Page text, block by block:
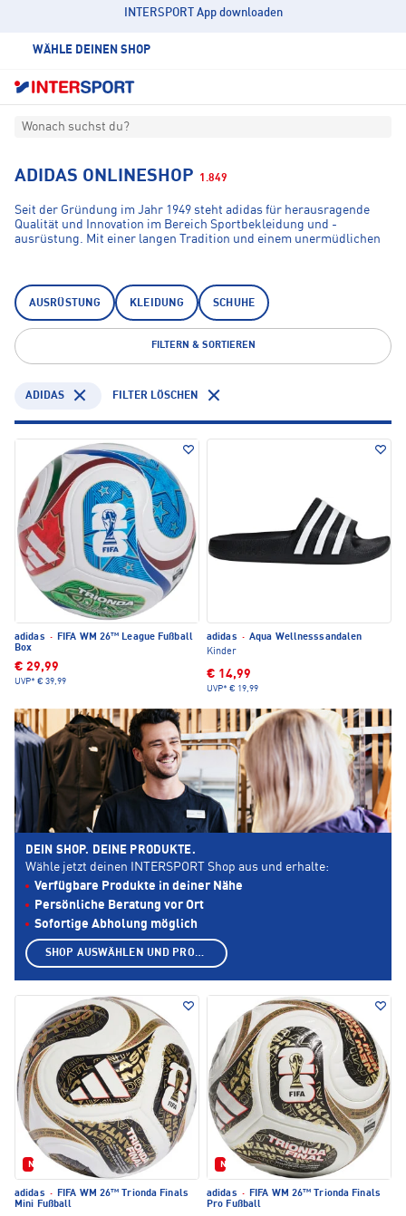
INTERSPORT App downloaden
WÄHLE DEINEN SHOP
Wonach suchst du?
ADIDAS ONLINESHOP 1.849
Seit der Gründung im Jahr 1949 steht adidas für herausragende
Qualität und Innovation im Bereich Sportbekleidung und -
ausrüstung. Mit einer langen Tradition und einem unermüdlichen
entdecke, wie adidas Sportler und Fitnessbegeisterte dabei
unterstützt, ihre besten Leistungen zu erzielen. "Creating the New"
– Wir "schaffen Neues", weil wir überzeugt sind, dass wir durch
Sport Leben verändern können.
AUSRÜSTUNG KLEIDUNG SCHUHE
FILTERN & SORTIEREN
ADIDAS FILTER LÖSCHEN
adidas ·
FIFA WM 26™ League Fußball
Box
€ 29,99
UVP* € 39,99
adidas · Aqua Wellnesssandalen
Kinder
€ 14,99
UVP* € 19,99
Neu
adidas · FIFA WM 26™ Trionda Finals
Mini Fußball
Neu
adidas · FIFA WM 26™ Trionda Finals
Pro Fußball
DEIN SHOP. DEINE PRODUKTE.
Wähle jetzt deinen INTERSPORT Shop aus und erhalte:
Verfügbare Produkte in deiner Nähe
Persönliche Beratung vor Ort
Sofortige Abholung möglich
SHOP AUSWÄHLEN UND PRODUKTE ANZEIGEN